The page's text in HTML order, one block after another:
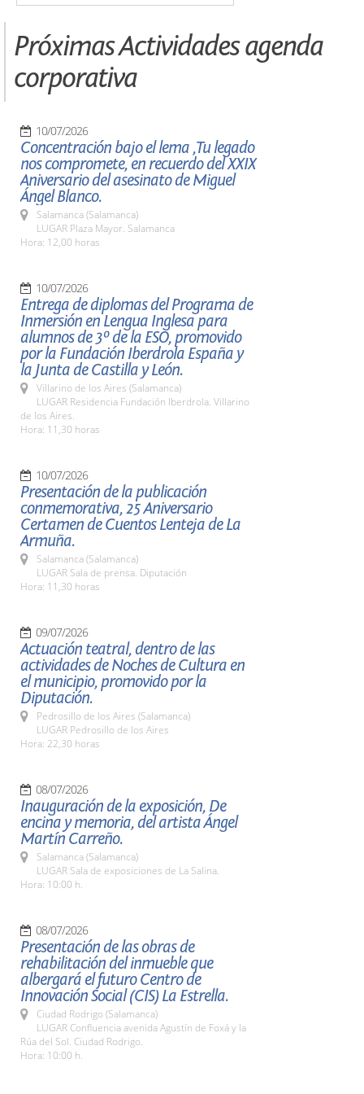
Próximas Actividades agenda
corporativa
10/07/2026
Concentración bajo el lema ,Tu legado
nos compromete, en recuerdo del XXIX
Aniversario del asesinato de Miguel
Ángel Blanco.
Salamanca (Salamanca)
LUGAR Plaza Mayor. Salamanca
Hora: 12,00 horas
10/07/2026
Entrega de diplomas del Programa de
Inmersión en Lengua Inglesa para
alumnos de 3º de la ESO, promovido
por la Fundación Iberdrola España y
la Junta de Castilla y León.
Villarino de los Aires (Salamanca)
LUGAR Residencia Fundación Iberdrola. Villarino
de los Aires.
Hora: 11,30 horas
10/07/2026
Presentación de la publicación
conmemorativa, 25 Aniversario
Certamen de Cuentos Lenteja de La
Armuña.
Salamanca (Salamanca)
LUGAR Sala de prensa. Diputación
Hora: 11,30 horas
09/07/2026
Actuación teatral, dentro de las
actividades de Noches de Cultura en
el municipio, promovido por la
Diputación.
Pedrosillo de los Aires (Salamanca)
LUGAR Pedrosillo de los Aires
Hora: 22,30 horas
08/07/2026
Inauguración de la exposición, De
encina y memoria, del artista Ángel
Martín Carreño.
Salamanca (Salamanca)
LUGAR Sala de exposiciones de La Salina.
Hora: 10:00 h.
08/07/2026
Presentación de las obras de
rehabilitación del inmueble que
albergará el futuro Centro de
Innovación Social (CIS) La Estrella.
Ciudad Rodrigo (Salamanca)
LUGAR Confluencia avenida Agustín de Foxá y la
Rúa del Sol. Ciudad Rodrigo.
Hora: 10:00 h.